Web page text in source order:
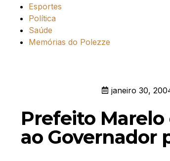
Esportes
Política
Saúde
Memórias do Polezze
janeiro 30,
Prefeito
ao Governador